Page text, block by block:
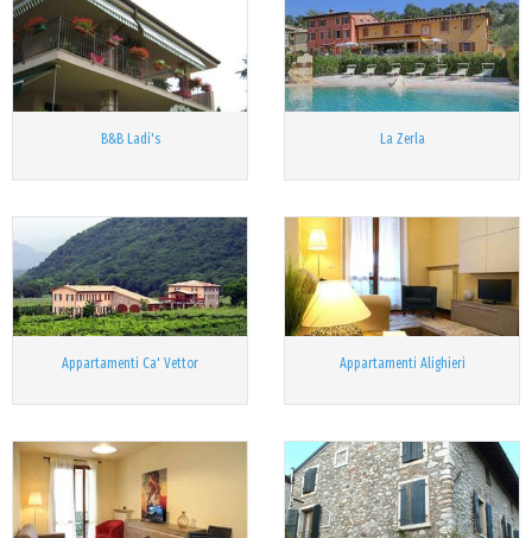
B&B Ladi's La Zerla
Appartamenti Ca' Vettor Appartamenti Alighieri